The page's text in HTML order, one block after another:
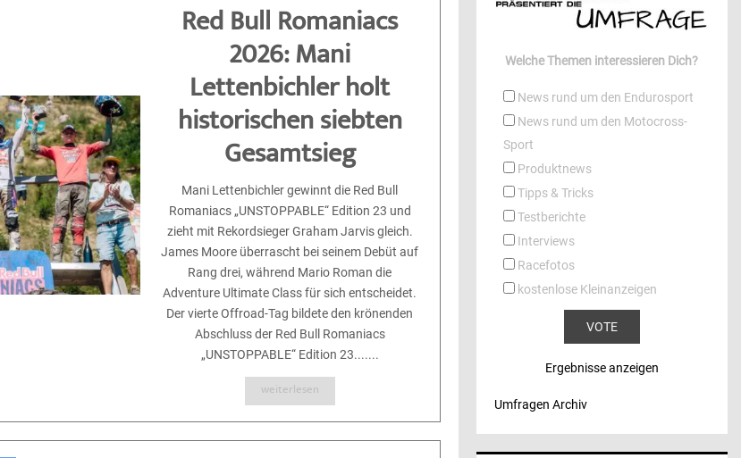
Red Bull Romaniacs
2026: Mani
Lettenbichler holt
historischen siebten
Gesamtsieg
Mani Lettenbichler gewinnt die Red Bull
Romaniacs „UNSTOPPABLE“ Edition 23 und
zieht mit Rekordsieger Graham Jarvis gleich.
James Moore überrascht bei seinem Debüt auf
Rang drei, während Mario Roman die
Adventure Ultimate Class für sich entscheidet.
Der vierte Offroad-Tag bildete den krönenden
Abschluss der Red Bull Romaniacs
„UNSTOPPABLE“ Edition 23.......
weiterlesen
Welche Themen interessieren Dich?
News rund um den Endurosport
News rund um den Motocross-
Sport
Produktnews
Tipps & Tricks
Testberichte
Interviews
Racefotos
kostenlose Kleinanzeigen
Ergebnisse anzeigen
Umfragen Archiv